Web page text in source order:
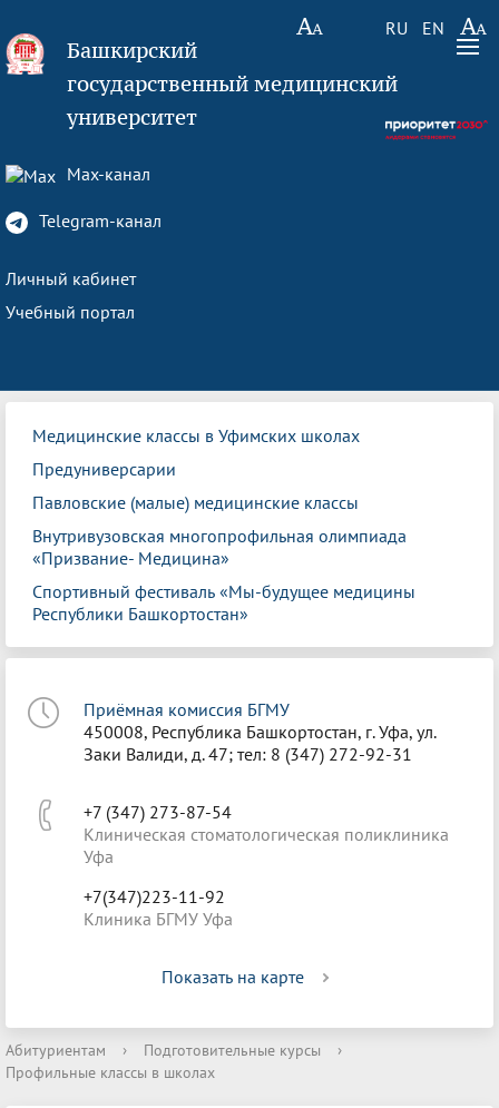
RU EN
Башкирский
государственный медицинский
университет
Max-канал
Telegram-канал
Личный кабинет
Учебный портал
Медицинские классы в Уфимских школах
Предуниверсарии
Павловские (малые) медицинские классы
Внутривузовская многопрофильная олимпиада
«Призвание- Медицина»
Спортивный фестиваль «Мы-будущее медицины
Республики Башкортостан»
Приёмная комиссия БГМУ
450008, Республика Башкортостан, г. Уфа, ул.
Заки Валиди, д. 47; тел: 8 (347) 272-92-31
+7 (347) 273-87-54
Клиническая стоматологическая поликлиника
Уфа
+7(347)223-11-92
Клиника БГМУ Уфа
Показать на карте
Абитуриентам › Подготовительные курсы
›
Профильные классы в школах